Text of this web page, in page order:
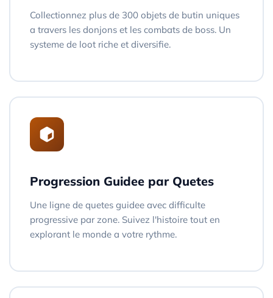
Collectionnez plus de 300 objets de butin uniques
a travers les donjons et les combats de boss. Un
systeme de loot riche et diversifie.
Progression Guidee par Quetes
Une ligne de quetes guidee avec difficulte
progressive par zone. Suivez l'histoire tout en
explorant le monde a votre rythme.